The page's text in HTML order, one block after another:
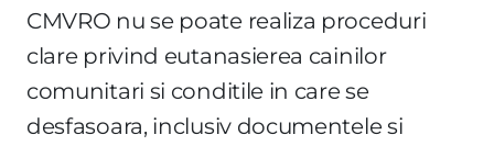
CMVRO nu se poate realiza proceduri
clare privind eutanasierea cainilor
comunitari si conditile in care se
desfasoara, inclusiv documentele si